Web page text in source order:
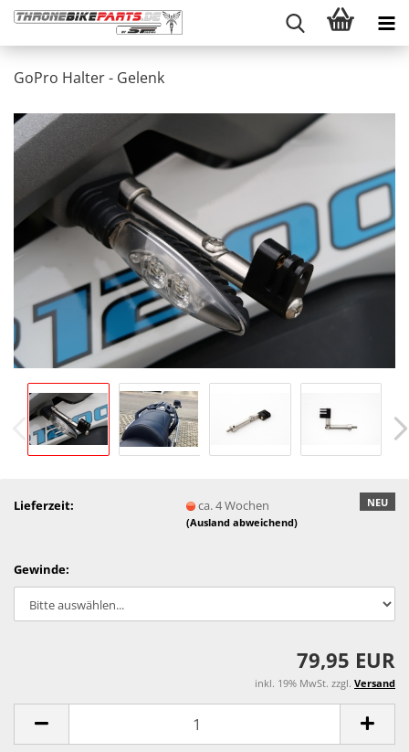
GoPro Halter - Gelenk
NEU
Lieferzeit: ca. 4 Wochen
(Ausland abweichend)
Gewinde:
79,95 EUR
inkl. 19% MwSt. zzgl. Versand